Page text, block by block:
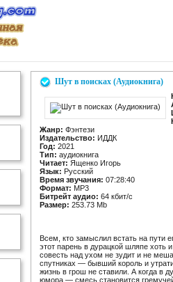
Шут в поисках (Аудиокнига)
Жанр: Фэнтези
Издательство: ИДДК
Год: 2021
Тип: аудиокнига
Читает: Ященко Игорь
Язык: Русский
Время звучания: 07:28:40
Формат: MP3
Битрейт аудио: 64 кбит/c
Размер: 253.73 Mb
Всем, кто замыслил встать на пути
этот парень в дурацкой шляпе
совесть над ухом не зудит и не
спутниках — бывший король и
жизнь в грош не ставили. А когда в
юмора — смесь становится